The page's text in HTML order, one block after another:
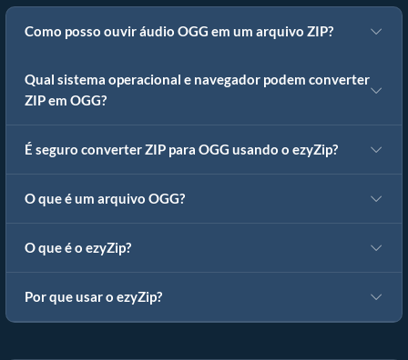
Como posso ouvir áudio OGG em um arquivo ZIP?
Qual sistema operacional e navegador podem converter
ZIP em OGG?
É seguro converter ZIP para OGG usando o ezyZip?
O que é um arquivo OGG?
O que é o ezyZip?
Por que usar o ezyZip?